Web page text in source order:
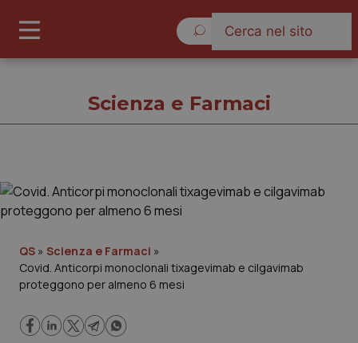
Governo e Parlamento
Regioni e Asl
Scienza e Farmaci
QS » Scienza e Farmaci »
Covid. Anticorpi monoclonali tixagevimab e cilgavimab
proteggono per almeno 6 mesi